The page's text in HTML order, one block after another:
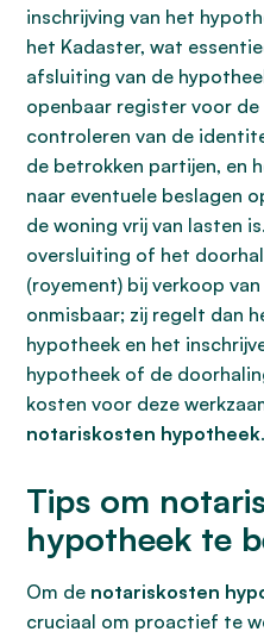
inschrijving van het
het Kadaster, wat
afsluiting van de
openbaar register voor
controleren van de
de betrokken partijen, en
naar eventuele beslagen
de woning vrij van lasten
oversluiting of het
(royement) bij verkoop
onmisbaar; zij regelt dan
hypotheek en het
hypotheek of de
kosten voor deze
notariskosten hypotheek.
Tips om
hypotheek te
Om de notariskosten
cruciaal om proactief te